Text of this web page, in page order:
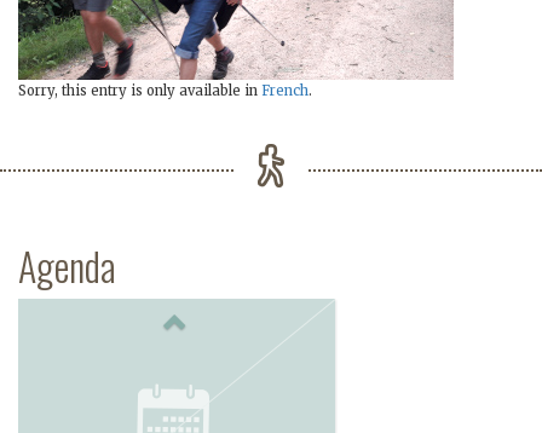
Sorry, this entry is only available in French.
Agenda